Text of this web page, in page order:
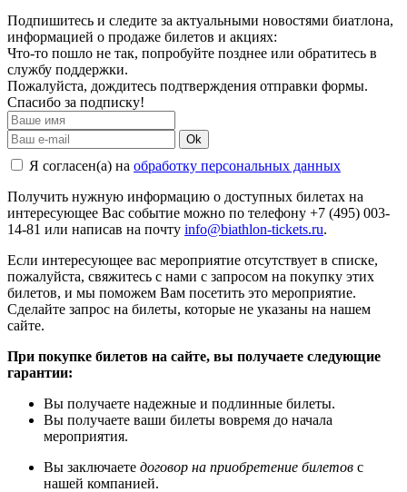
Подпишитесь и следите за актуальными новостями биатлона,
информацией о продаже билетов и акциях:
Что-то пошло не так, попробуйте позднее или обратитесь в
службу поддержки.
Пожалуйста, дождитесь подтверждения отправки формы.
Спасибо за подписку!
Ok
Я согласен(а) на обработку персональных данных
Получить нужную информацию о доступных билетах на
интересующее Вас событие можно по телефону +7 (495) 003-
14-81 или написав на почту info@biathlon-tickets.ru.
Если интересующее вас мероприятие отсутствует в списке,
пожалуйста, свяжитесь с нами с запросом на покупку этих
билетов, и мы поможем Вам посетить это мероприятие.
Cделайте запрос на билеты, которые не указаны на нашем
сайте.
При покупке билетов на сайте, вы получаете следующие
гарантии:
Вы получаете надежные и подлинные билеты.
Вы получаете ваши билеты вовремя до начала
мероприятия.
Вы заключаете договор на приобретение билетов с
нашей компанией.